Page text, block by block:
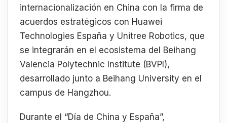
internacionalización en China con la firma de
acuerdos estratégicos con Huawei
Technologies España y Unitree Robotics, que
se integrarán en el ecosistema del Beihang
Valencia Polytechnic Institute (BVPI),
desarrollado junto a Beihang University en el
campus de Hangzhou.
Durante el “Día de China y España”,